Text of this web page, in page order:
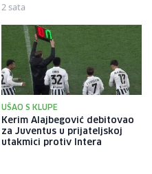
2 sata
UŠAO S KLUPE
Kerim Alajbegović debitovao
za Juventus u prijateljskoj
utakmici protiv Intera